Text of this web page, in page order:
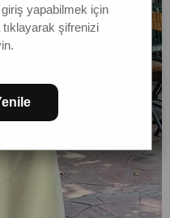
giriş yapabilmek için
tıklayarak şifrenizi